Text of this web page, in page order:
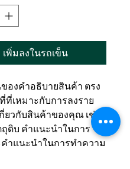
เพิ่มลงในรถเข็น
องคำอธิบายสินค้า ตรง
ที่เหมาะกับการลงราย
ยวกับสินค้าของคุณ เช่น
ดิบ คำแนะนำในการ
ำแนะนำในการทำความ